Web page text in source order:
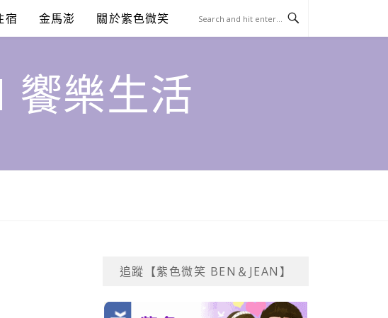
宿 金馬澎 關於紫色微笑
饗樂生活
追蹤【紫色微笑 BEN＆JEAN】